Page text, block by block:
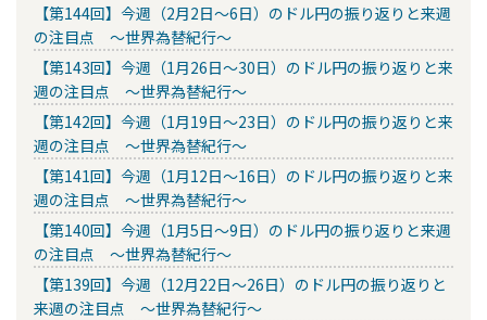
【第144回】今週（2月2日～6日）のドル円の振り返りと来週
の注目点 ～世界為替紀行～
【第143回】今週（1月26日～30日）のドル円の振り返りと来
週の注目点 ～世界為替紀行～
【第142回】今週（1月19日～23日）のドル円の振り返りと来
週の注目点 ～世界為替紀行～
【第141回】今週（1月12日～16日）のドル円の振り返りと来
週の注目点 ～世界為替紀行～
【第140回】今週（1月5日～9日）のドル円の振り返りと来週
の注目点 ～世界為替紀行～
【第139回】今週（12月22日～26日）のドル円の振り返りと
来週の注目点 ～世界為替紀行～